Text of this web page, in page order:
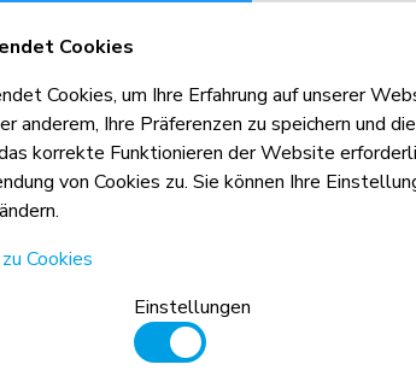
schnelle
TV-Trolley 65-115" -
Cookies
Cookies, um Ihre Erfahrung auf unserer
anderem, Ihre Präferenzen zu speichern und
korrekte Funktionieren der Website
von Cookies zu. Sie können Ihre
Cookies
Einstellungen